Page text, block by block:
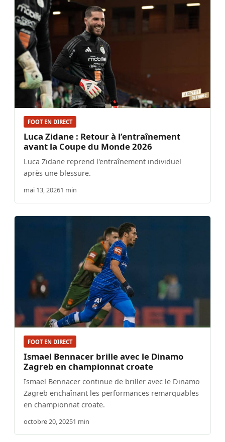
FOOT EN DIRECT
Luca Zidane : Retour à l’entraînement
avant la Coupe du Monde 2026
Luca Zidane reprend l'entraînement individuel
après une blessure.
mai 13, 20261 min
FOOT EN DIRECT
Ismael Bennacer brille avec le Dinamo
Zagreb en championnat croate
Ismael Bennacer continue de briller avec le Dinamo
Zagreb enchaînant les performances remarquables
en championnat croate.
octobre 20, 20251 min